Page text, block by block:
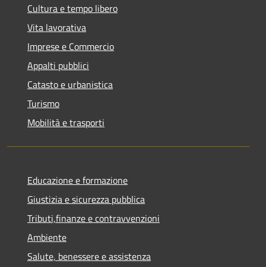
Cultura e tempo libero
Vita lavorativa
Imprese e Commercio
Appalti pubblici
Catasto e urbanistica
Turismo
Mobilità e trasporti
Educazione e formazione
Giustizia e sicurezza pubblica
Tributi,finanze e contravvenzioni
Ambiente
Salute, benessere e assistenza